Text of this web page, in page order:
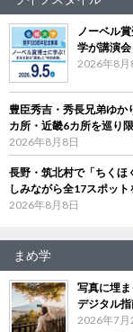
ノーベル
学が講演
2026年8月
豊臣秀吉・秀長兄弟ゆ
カ所・近畿6カ所を巡り
2026年8月8日
長野・筑北村で「ちくほ
しみながら全17スポット
2026年8月8日
まめ学
写真に埋
デジタル指
2026年7月